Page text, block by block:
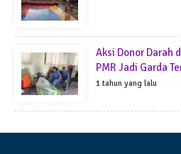
Aksi Donor Darah
PMR Jadi Garda
1 tahun yang lalu